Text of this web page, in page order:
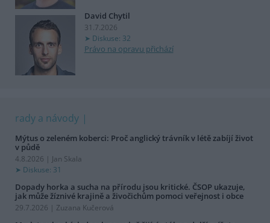
David Chytil
31.7.2026
Diskuse: 32
Právo na opravu přichází
rady a návody
Mýtus o zeleném koberci: Proč anglický trávník v létě zabíjí život
v půdě
4.8.2026 | Jan Skala
Diskuse: 31
Dopady horka a sucha na přírodu jsou kritické. ČSOP ukazuje,
jak může žíznivé krajině a živočichům pomoci veřejnost i obce
29.7.2026 | Zuzana Kučerová